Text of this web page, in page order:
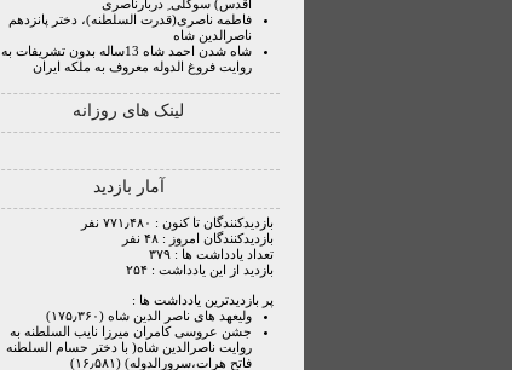
اقدس) سوگلی ِ دربارناصری
فاطمه ناصری(قدرت السلطنه)، دختر پانزدهم
ناصرالدین شاه
شاه شدن احمد شاه 13ساله بدون تشریفات به
روایت فروغ الدوله معروف به ملکه ایران
لینک های روزانه
آمار بازدید
بازدیدکنندگان تا کنون : ۷۷۱٫۴۸۰ نفر
بازدیدکنندگان امروز : ۴۸ نفر
تعداد یادداشت ها : ۳۷۹
بازدید از این یادداشت : ۲۵۴
پر بازدیدترین یادداشت ها :
ولیعهد های ناصر الدین شاه (۱۷۵٫۳۶۰)
جشن عروسی کامران میرزا نایب السلطنه به
روایت ناصرالدین شاه( با دختر حسام السلطنه
فاتح هرات،سرورالدوله) (۱۶٫۵۸۱)